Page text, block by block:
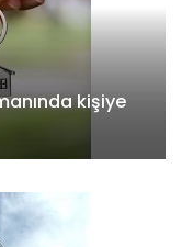
kişiye